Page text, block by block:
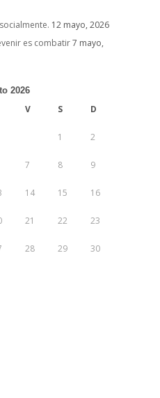
12 mayo, 2026
es combatir7 mayo,
2026
V S D
1 2
7 8 9
14 15 16
21 22 23
28 29 30